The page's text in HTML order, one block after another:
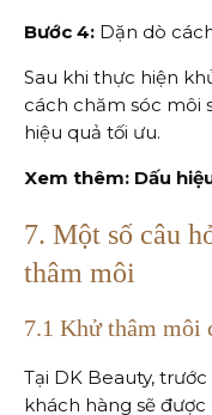
Bước 4: Dặn dò
Sau khi thực hiện
cách chăm sóc môi
hiệu quả tối ưu.
Xem thêm: Dấu
7. Một số câu
thâm môi
7.1 Khử thâm môi
Tại DK Beauty,
khách hàng sẽ được